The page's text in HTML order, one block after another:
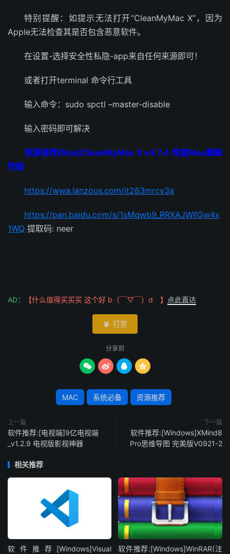
特别提醒：如提示无法打开“CleanMyMac X”，因为
Apple无法检查其是否包含恶意软件。
在设置-选择安全性私隐-app来自任何来源即可！
或者打开terminal 命令行工具
输入命令：sudo spctl –master-disable
输入密码即可解决
资源推荐[Mac]CleanMyMac X v4.7.4 恢复Mac巅峰
性能
https://wwa.lanzous.com/it263mrcv3a
https://pan.baidu.com/s/1sMqwb9_RRXAJWIlGw4x
1WQ 提取码: neer
AD： 【什么值得买买买 这个好 b（￣▽￣）d 】 点此直达
 打赏
分享到
   
MAC 系统必备 资源推荐
上一篇
软件推荐:[电视端]9亿电视端
_v1.2.9 电视版影视神器
下一篇
软件推荐:[Windows]XMind8
Pro思维导图 完美版V0921-2
相关推荐
软件推荐[Windows]Visual
软件推荐:[Windows]WinRAR(注